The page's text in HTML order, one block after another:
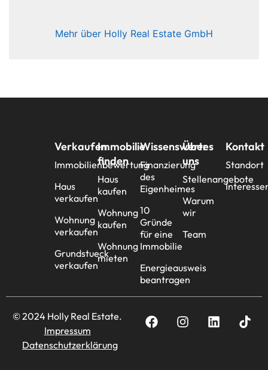
Mehr über Holly Real Estate GmbH
Verkaufen
Immobilienbewertung
Haus
verkaufen
Wohnung
verkaufen
Grundstueck
verkaufen
Immobilie
finden
Haus
kaufen
Wohnung
kaufen
Wohnung
mieten
Wissenswertes
Finanzierung
des
Eigenheimes
10
Gründe
für eine
Immobilie
Energieausweis
beantragen
Über
uns
Stellenangebote
Warum
wir
Team
Kontakt
Standort
© 2024 Holly Real Estate.
Impressum
Datenschutzerklärung